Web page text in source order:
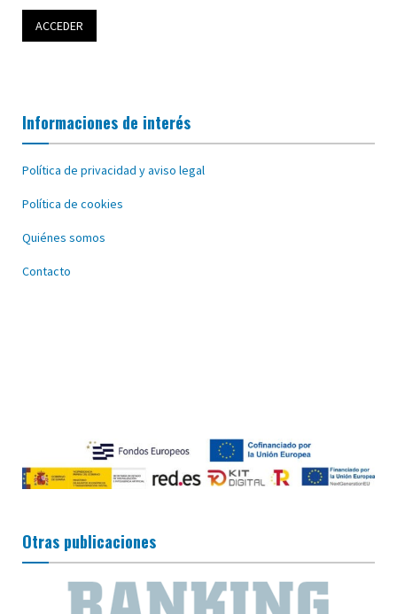
Informaciones de interés
Política de privacidad y aviso legal
Política de cookies
Quiénes somos
Contacto
Otras publicaciones